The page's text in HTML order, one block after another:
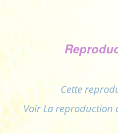
Cette
Voir La reproduction